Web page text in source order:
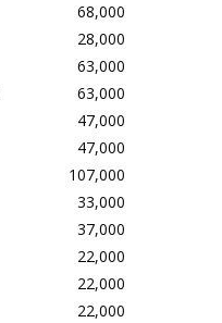
68,000
28,000
63,000
63,000
47,000
47,000
107,000
33,000
37,000
22,000
22,000
22,000